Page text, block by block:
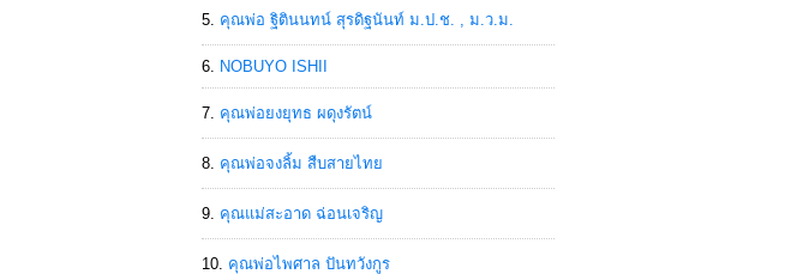
คุณพ่อ ฐิตินนทน์ สุรดิฐนันท์ ม.ป.ช. , ม.ว.ม.
NOBUYO ISHII
คุณพ่อยงยุทธ ผดุงรัตน์
คุณพ่อจงลิ้ม สืบสายไทย
คุณแม่สะอาด ฉ่อนเจริญ
คุณพ่อไพศาล ปันทวังกูร